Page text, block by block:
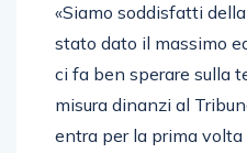
«Siamo soddisfatti
stato dato il massimo
ci fa ben sperare sulla
misura dinanzi al
entra per la prima